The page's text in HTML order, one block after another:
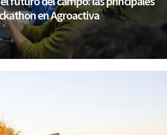
en Agroactiva